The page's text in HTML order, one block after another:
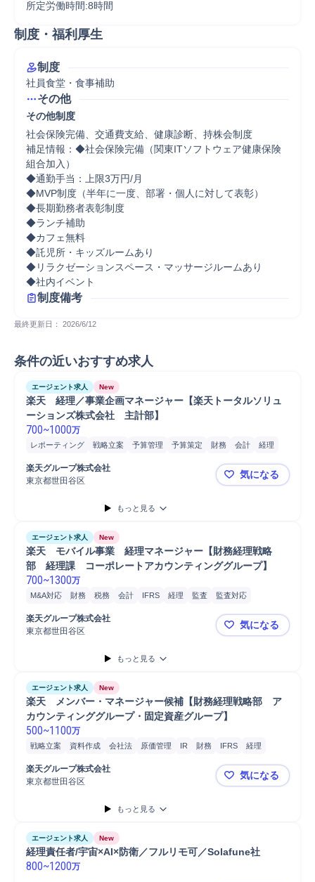
所定労働時間:8時間
制度・福利厚生
制度
社員食堂・食事補助
その他
その他制度
社会保険完備、交通費支給、健康診断、持株会制度
補足情報：◆社会保険完備（関東ITソフトウェア健康保険
組合加入）
◆通勤手当：上限3万円/月
◆MVP制度（半年に一度、部署・個人に対して表彰）
◆長期勤務者表彰制度
◆ランチ補助
◆カフェ無料
◆託児所・キッズルームあり
◆リラクゼーションスペース・マッサージルームあり
◆社内イベント
制度備考
最終更新日： 2026/6/12
条件の近いおすすめ求人
エージェント求人 New
楽天　経理／事業企画マネージャー【楽天トータルソリュ
ーションズ株式会社　主計部】
700~1000万
レポーティング 戦略立案 予算管理 予算策定 財務 会計
経理
IFRS
管理会計
楽天グループ株式会社
東京都世田谷区
楽天 経理
気になる
もっと見る
エージェント求人 New
楽天　モバイル事業　経理マネージャー【財務経理戦略
部　経理課　コーポレートアカウンティンググループ】
700~1300万
M&A対応 財務 税務 会計 IFRS 経理 監査
監査対応
連結事業決算
マネジメント
楽天グループ株式会社
東京都世田谷区
楽天 モバ
気になる
もっと見る
エージェント求人 New
楽天　メンバー・マネージャー候補【財務経理戦略部　ア
カウンティンググループ・固定資産グループ】
500~1100万
戦略立案 資料作成 会社法 原価管理 IR 財務 IFRS
経理
監査対応
監査 経費精算
楽天グループ株式会社
東京都世田谷区
楽天 メン
気になる
もっと見る
エージェント求人 New
経理責任者/宇宙×AI×防衛／フルリモ可／Solafune社
800~1200万